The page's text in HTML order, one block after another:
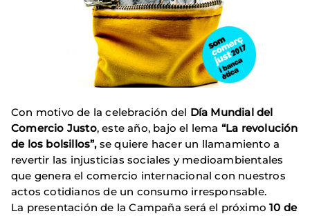
Con motivo de la celebración del Día Mundial del
Comercio Justo, este año, bajo el lema “La revolución
de los bolsillos”,se quiere hacer un llamamiento a
revertir las injusticias sociales y medioambientales
que genera el comercio internacional con nuestros
actos cotidianos de un consumo irresponsable.
La presentación de la Campaña será el próximo10 de